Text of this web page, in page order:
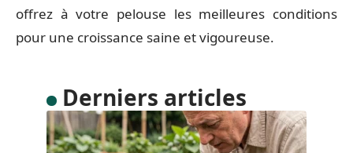
offrez à votre pelouse les meilleures conditions
pour une croissance saine et vigoureuse.
Derniers articles